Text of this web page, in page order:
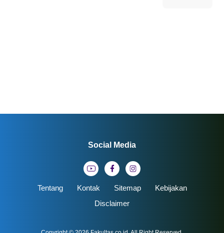
Tentang Kontak Sitemap
Kebijakan
Disclaimer
Social Media